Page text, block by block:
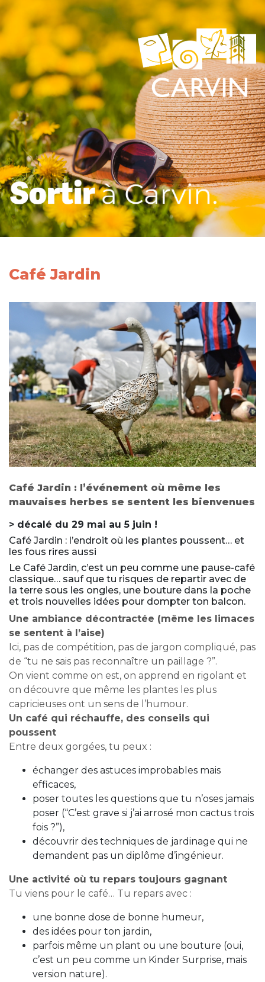
Café Jardin
Café Jardin : l’événement où même les
mauvaises herbes se sentent les bienvenues
> décalé du 29 mai au 5 juin !
Café Jardin : l’endroit où les plantes poussent… et
les fous rires aussi
Le Café Jardin, c’est un peu comme une pause-café
classique… sauf que tu risques de repartir avec de
la terre sous les ongles, une bouture dans la poche
et trois nouvelles idées pour dompter ton balcon.
Une ambiance décontractée (même les limaces
se sentent à l’aise)
Ici, pas de compétition, pas de jargon compliqué, pas
de “tu ne sais pas reconnaître un paillage ?”.
On vient comme on est, on apprend en rigolant et
on découvre que même les plantes les plus
capricieuses ont un sens de l’humour.
Un café qui réchauffe, des conseils qui
poussent
Entre deux gorgées, tu peux :
échanger des astuces improbables mais
efficaces,
poser toutes les questions que tu n’oses jamais
poser (“C’est grave si j’ai arrosé mon cactus trois
fois ?”),
découvrir des techniques de jardinage qui ne
demandent pas un diplôme d’ingénieur.
Une activité où tu repars toujours gagnant
Tu viens pour le café… Tu repars avec :
une bonne dose de bonne humeur,
des idées pour ton jardin,
parfois même un plant ou une bouture (oui,
c’est un peu comme un Kinder Surprise, mais
version nature).